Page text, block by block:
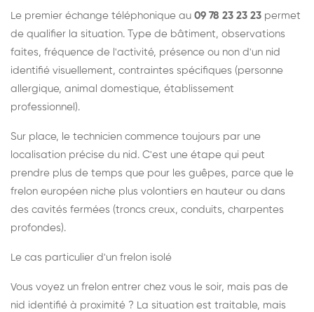
Le premier échange téléphonique au 09 78 23 23 23 permet
de qualifier la situation. Type de bâtiment, observations
faites, fréquence de l'activité, présence ou non d'un nid
identifié visuellement, contraintes spécifiques (personne
allergique, animal domestique, établissement
professionnel).
Sur place, le technicien commence toujours par une
localisation précise du nid. C'est une étape qui peut
prendre plus de temps que pour les guêpes, parce que le
frelon européen niche plus volontiers en hauteur ou dans
des cavités fermées (troncs creux, conduits, charpentes
profondes).
Le cas particulier d'un frelon isolé
Vous voyez un frelon entrer chez vous le soir, mais pas de
nid identifié à proximité ? La situation est traitable, mais